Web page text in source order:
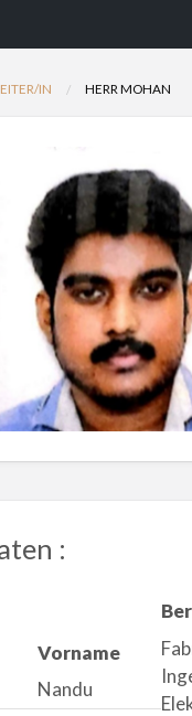
IN HERR MOHAN
:
Vorname
Nandu